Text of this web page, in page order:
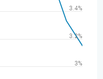
3%
3.2%
3.4%